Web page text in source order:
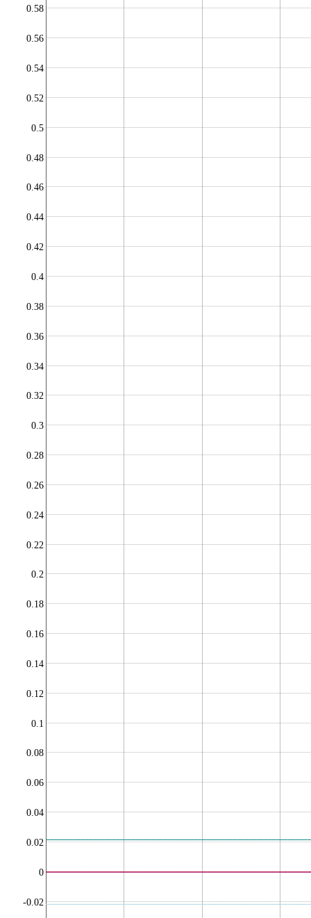
-0.02
0
0.02
0.04
0.06
0.08
0.1
0.12
0.14
0.16
0.18
0.2
0.22
0.24
0.26
0.28
0.3
0.32
0.34
0.36
0.38
0.4
0.42
0.44
0.46
0.48
0.5
0.52
0.54
0.56
0.58